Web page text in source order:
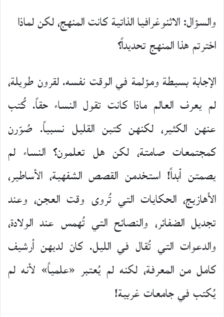
والسؤال: الاثنوغرافيا الذاتية كانت المنهج، لكن لماذا
اخترتم هذا المنهج تحديداً؟
الإجابة بسيطة ومؤلمة في الوقت نفسه. لقرون طويلة،
لم يعرف العالم ماذا كانت تقول النساء حقاً. كُتب
عنهن الكثير، لكنهن كتبن القليل نسبياً. صُوّرن
كمجتمعات صامتة، لكن هل تعلمون؟ النساء لم
يصمتن أبداً! استخدمن القصص الشفهية، الأساطير،
الأهازيج، الحكايات التي تُروى وقت العجن، وعند
تجديل الضفائر، والنصائح التي تُهمس عند الولادة،
والدعوات التي تُقال في الليل. كان لديهن أرشيف
كامل من المعرفة، لكنه لم يُعتبر «علمياً» لأنه لم
يُكتب في جامعات غربية!